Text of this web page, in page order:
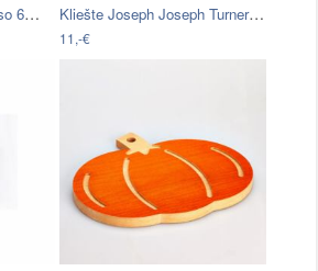
Hnedé cukrárske vrecko so 6 nadstavcami… Kliešte Joseph Joseph Turner Tongs
11,-€